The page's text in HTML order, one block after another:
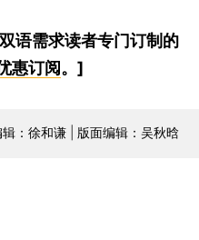
语需求读者专门订制的
惠订阅 。]
：徐和谦 | 版面编辑：吴秋晗